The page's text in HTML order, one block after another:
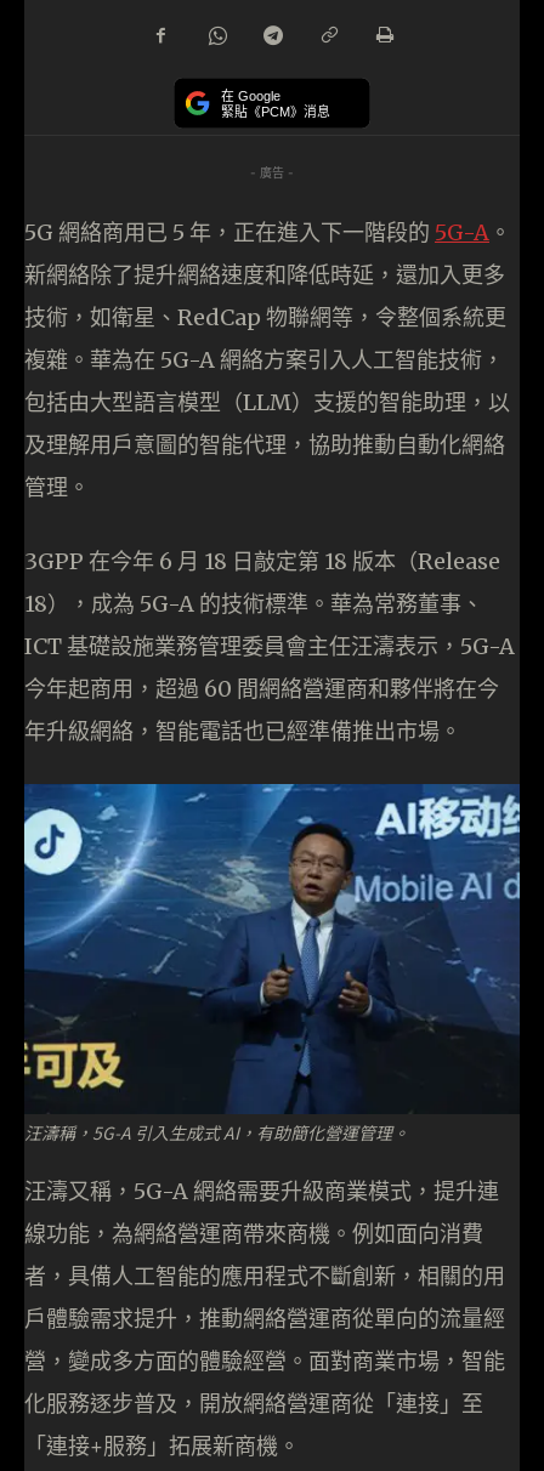
在 Google
緊貼《PCM》消息
- 廣告 -
5G 網絡商用已 5 年，正在進入下一階段的 5G-A 。
新網絡除了提升網絡速度和降低時延，還加入更多
技術，如衛星、RedCap 物聯網等，令整個系統更
複雜。華為在 5G-A 網絡方案引入人工智能技術，
包括由大型語言模型（LLM）支援的智能助理，以
及理解用戶意圖的智能代理，協助推動自動化網絡
管理。
3GPP 在今年 6 月 18 日敲定第 18 版本（Release
18），成為 5G-A 的技術標準。華為常務董事、
ICT 基礎設施業務管理委員會主任汪濤表示，5G-A
今年起商用，超過 60 間網絡營運商和夥伴將在今
年升級網絡，智能電話也已經準備推出市場。
汪濤稱，5G-A 引入生成式 AI，有助簡化營運管理。
汪濤又稱，5G-A 網絡需要升級商業模式，提升連
線功能，為網絡營運商帶來商機。例如面向消費
者，具備人工智能的應用程式不斷創新，相關的用
戶體驗需求提升，推動網絡營運商從單向的流量經
營，變成多方面的體驗經營。面對商業市場，智能
化服務逐步普及，開放網絡營運商從「連接」至
「連接+服務」拓展新商機。